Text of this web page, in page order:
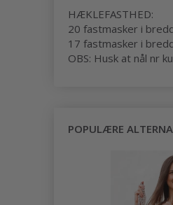
HÆKLEFASTHED:
20 fastmasker i
17 fastmasker i
OBS: Husk at nål nr
POPULÆRE